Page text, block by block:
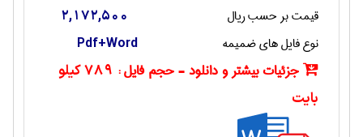
قیمت بر حسب ریال 2,172,500
نوع فایل های ضمیمه Pdf+Word
جزئیات بیشتر و دانلود - حجم فایل :
789 کیلو
بایت